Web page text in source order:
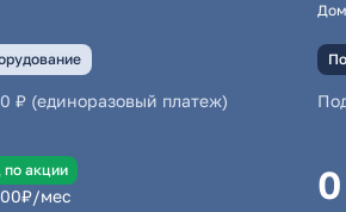
₽ (единоразовый платеж)
по акции
₽/мес 0